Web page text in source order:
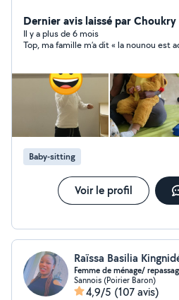
vos enfants si besoin je suis
enfants s'adapte vite a moi et je
repond au mieux a leurs besoin
je suis titulaire d'un diplôme
2008 je suis actuellement au
à la liquidation favorable de
garde d'enfants.
Dernier avis laissé par
Il y a plus de 6 mois
Top, ma famille m’a dit « la nounou est
Baby-sitting
Voir le profil
Raïssa Basilia
Femme de ménage/
Sannois (Poirier Baron)
4,9/5 (107 avis)